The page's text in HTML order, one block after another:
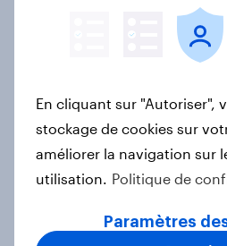
Rapport
Classe premium dans
Français
entre calme et
En cliquant sur "Autoriser",
stockage de cookies sur
améliorer la navigation sur
utilisation. Politique de
Paramètres